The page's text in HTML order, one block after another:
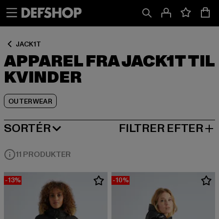
JACK1T
APPAREL FRA JACK1T TIL
KVINDER
OUTERWEAR
SORTÉR
MEST POPULÆRE FILTRER EFTER
11 PRODUKTER
-13% -10%